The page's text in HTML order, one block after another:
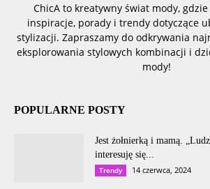
ChicA to kreatywny świat mody,
inspiracje, porady i trendy dotyczące
stylizacji. Zapraszamy do odkrywania
eksplorowania stylowych kombinacji i
mody!
POPULARNE POSTY
Jest żołnierką i mamą.
interesuję się...
Trendy 14 czerwca, 2024